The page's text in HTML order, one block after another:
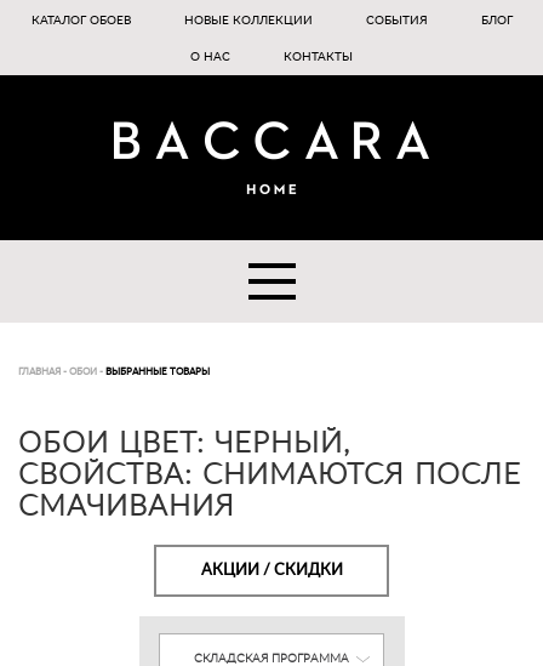
КАТАЛОГ ОБОЕВ НОВЫЕ КОЛЛЕКЦИИ СОБЫТИЯ БЛОГ
О НАС КОНТАКТЫ
ГЛАВНАЯ - ОБОИ - ВЫБРАННЫЕ ТОВАРЫ
ОБОИ ЦВЕТ: ЧЕРНЫЙ,
СВОЙСТВА: СНИМАЮТСЯ ПОСЛЕ
СМАЧИВАНИЯ
АКЦИИ / СКИДКИ
СКЛАДСКАЯ ПРОГРАММА